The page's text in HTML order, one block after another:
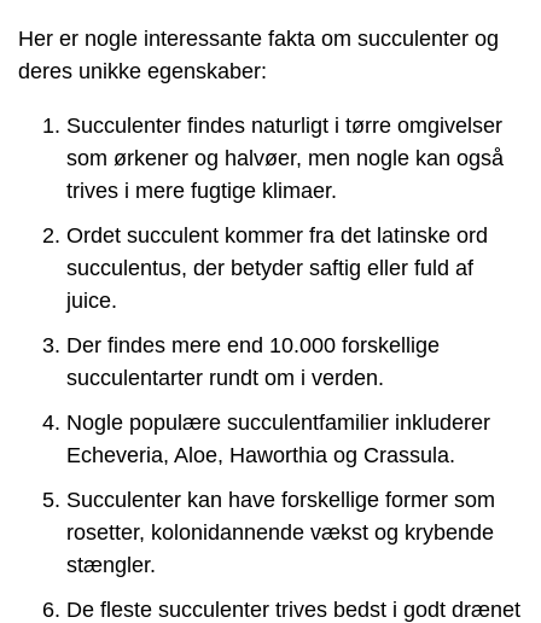
Her er nogle interessante fakta om succulenter og
deres unikke egenskaber:
Succulenter findes naturligt i tørre omgivelser
som ørkener og halvøer, men nogle kan også
trives i mere fugtige klimaer.
Ordet succulent kommer fra det latinske ord
succulentus, der betyder saftig eller fuld af
juice.
Der findes mere end 10.000 forskellige
succulentarter rundt om i verden.
Nogle populære succulentfamilier inkluderer
Echeveria, Aloe, Haworthia og Crassula.
Succulenter kan have forskellige former som
rosetter, kolonidannende vækst og krybende
stængler.
De fleste succulenter trives bedst i godt drænet